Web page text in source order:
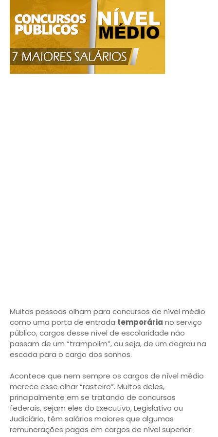
Muitas pessoas olham para concursos de nível médio
como uma porta de entrada temporária no serviço
público, cargos desse nível de escolaridade não
passam de um “trampolim”, ou seja, de um degrau na
escada para o cargo dos sonhos.
Acontece que nem sempre os cargos de nível médio
merece esse olhar “rasteiro”. Muitos deles,
principalmente em se tratando de concursos
federais, sejam eles do Executivo, Legislativo ou
Judiciário, têm salários maiores que algumas
remunerações pagas em cargos de nível superior.